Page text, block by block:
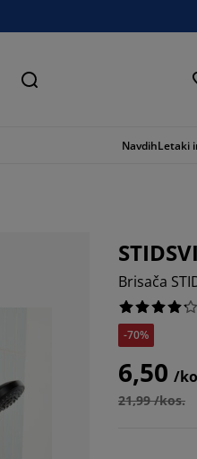
Iskanje
NavdihLetaki
Brisača
-70%
6,50 /
21,99 /kos.